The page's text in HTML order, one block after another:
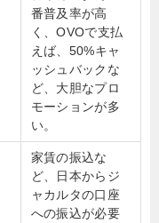
番普及率が高
く、OVOで支払
えば、50%キャ
ッシュバックな
ど、大胆なプロ
モーションが多
い。
家賃の振込な
ど、日本からジ
ャカルタの口座
への振込が必要